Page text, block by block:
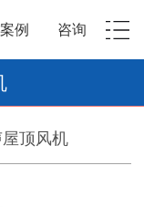
案例 咨询
顶风机